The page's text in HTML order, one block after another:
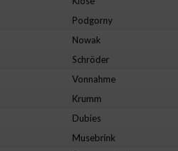
Podgorny
Nowak
Schröder
Vonnahme
Krumm
Dubies
Musebrink